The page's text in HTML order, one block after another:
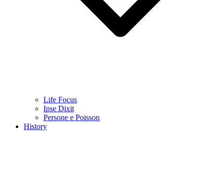
Life Focus
Ipse Dixit
Persone e Poisson
History